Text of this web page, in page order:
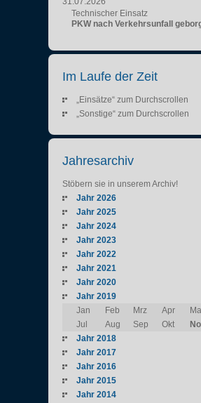
Technischer Einsatz
PKW nach Verkehrsunfall
Im Laufe der Zeit
„Einsätze“ zum Durchscrollen
„Sonstige“ zum Durchscrollen
Jahresarchiv
Stöbern sie in unserem Archiv!
Jahr 2026
Jahr 2025
Jahr 2024
Jahr 2023
Jahr 2022
Jahr 2021
Jahr 2020
Jahr 2019
Jan
Feb Mrz Apr
Jul
Aug Sep Okt
Jahr 2018
Jahr 2017
Jahr 2016
Jahr 2015
Jahr 2014